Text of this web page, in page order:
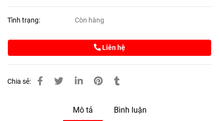
Tình trạng: Còn hàng
Liên hệ
Chia sẻ:
Mô tả Bình luận